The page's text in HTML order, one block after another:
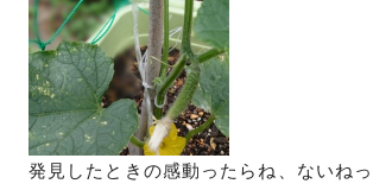
発見したときの感動ったらね、ないねっ